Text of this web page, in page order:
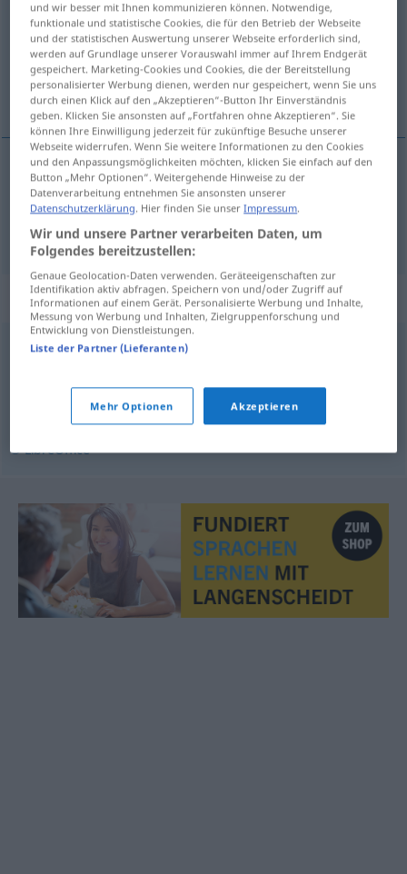
Übersicht aller Übersetzungen
(Für mehr Details die Übersetzung anklicken/antippen)
Reihe, Zeile
Reihef sor
Zeilef sor
Synonyme für "sor"
sorrend
© LibreOffice
und wir besser mit Ihnen kommunizieren können. Notwendige,
funktionale und statistische Cookies, die für den Betrieb der Webseite
und der statistischen Auswertung unserer Webseite erforderlich sind,
werden auf Grundlage unserer Vorauswahl immer auf Ihrem Endgerät
gespeichert. Marketing-Cookies und Cookies, die der Bereitstellung
personalisierter Werbung dienen, werden nur gespeichert, wenn Sie uns
durch einen Klick auf den „Akzeptieren“-Button Ihr Einverständnis
geben. Klicken Sie ansonsten auf „Fortfahren ohne Akzeptieren“. Sie
können Ihre Einwilligung jederzeit für zukünftige Besuche unserer
Webseite widerrufen. Wenn Sie weitere Informationen zu den Cookies
und den Anpassungsmöglichkeiten möchten, klicken Sie einfach auf den
Button „Mehr Optionen“. Weitergehende Hinweise zu der
Datenverarbeitung entnehmen Sie ansonsten unserer
Datenschutzerklärung. Hier finden Sie unserImpressum.
Wir und unsere Partner verarbeiten Daten, um
Folgendes bereitzustellen:
Genaue Geolocation-Daten verwenden. Geräteeigenschaften zur
Identifikation aktiv abfragen. Speichern von und/oder Zugriff auf
Informationen auf einem Gerät. Personalisierte Werbung und Inhalte,
Messung von Werbung und Inhalten, Zielgruppenforschung und
Entwicklung von Dienstleistungen.
Liste der Partner (Lieferanten)
Mehr Optionen Akzeptieren